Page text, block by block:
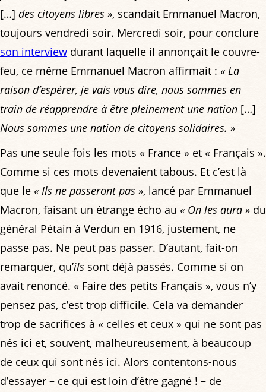
[…] des citoyens libres », scandait Emmanuel Macron,
toujours vendredi soir. Mercredi soir, pour conclure
son interview durant laquelle il annonçait le couvre-
feu, ce même Emmanuel Macron affirmait : « La
raison d’espérer, je vais vous dire, nous sommes en
train de réapprendre à être pleinement une nation […]
Nous sommes une nation de citoyens solidaires. »
Pas une seule fois les mots « France » et « Français ».
Comme si ces mots devenaient tabous. Et c’est là
que le « Ils ne passeront pas », lancé par Emmanuel
Macron, faisant un étrange écho au « On les aura » du
général Pétain à Verdun en 1916, justement, ne
passe pas. Ne peut pas passer. D’autant, fait-on
remarquer, qu’ils sont déjà passés. Comme si on
avait renoncé. « Faire des petits Français », vous n’y
pensez pas, c’est trop difficile. Cela va demander
trop de sacrifices à « celles et ceux » qui ne sont pas
nés ici et, souvent, malheureusement, à beaucoup
de ceux qui sont nés ici. Alors contentons-nous
d’essayer – ce qui est loin d’être gagné ! – de